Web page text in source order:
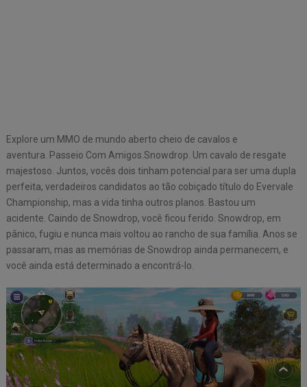
Explore um MMO de mundo aberto cheio de cavalos e
aventura. Passeio Com Amigos.Snowdrop. Um cavalo de resgate
majestoso. Juntos, vocês dois tinham potencial para ser uma dupla
perfeita, verdadeiros candidatos ao tão cobiçado título do Evervale
Championship, mas a vida tinha outros planos. Bastou um
acidente. Caindo de Snowdrop, você ficou ferido. Snowdrop, em
pânico, fugiu e nunca mais voltou ao rancho de sua família. Anos se
passaram, mas as memórias de Snowdrop ainda permanecem, e
você ainda está determinado a encontrá-lo.